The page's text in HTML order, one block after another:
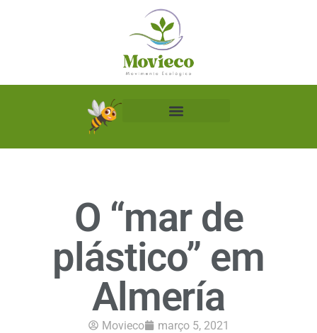
O “mar de
plástico” em
Almería
Movieco março 5, 2021